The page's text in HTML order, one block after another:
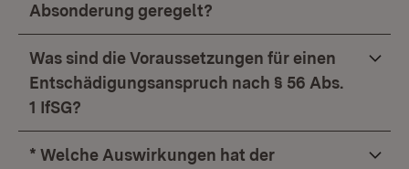
Absonderung geregelt?
Was sind die Voraussetzungen für einen
Entschädigungsanspruch nach § 56 Abs.
1 IfSG?
* Welche Auswirkungen hat der